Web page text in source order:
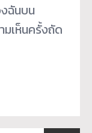
ฉันบน
มเห็นครั้งถัด